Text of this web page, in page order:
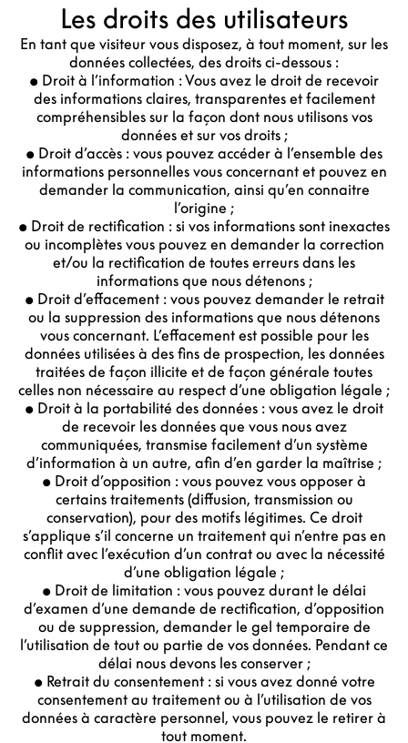
Les droits des utilisateurs
En tant que visiteur vous disposez, à tout moment, sur les
données collectées, des droits ci-dessous :
• Droit à l’information : Vous avez le droit de recevoir
des informations claires, transparentes et facilement
compréhensibles sur la façon dont nous utilisons vos
données et sur vos droits ;
• Droit d’accès : vous pouvez accéder à l’ensemble des
informations personnelles vous concernant et pouvez en
demander la communication, ainsi qu’en connaitre
l’origine ;
• Droit de rectification : si vos informations sont inexactes
ou incomplètes vous pouvez en demander la correction
et/ou la rectification de toutes erreurs dans les
informations que nous détenons ;
• Droit d’effacement : vous pouvez demander le retrait
ou la suppression des informations que nous détenons
vous concernant. L’effacement est possible pour les
données utilisées à des fins de prospection, les données
traitées de façon illicite et de façon générale toutes
celles non nécessaire au respect d’une obligation légale ;
• Droit à la portabilité des données : vous avez le droit
de recevoir les données que vous nous avez
communiquées, transmise facilement d’un système
d’information à un autre, afin d’en garder la maîtrise ;
• Droit d’opposition : vous pouvez vous opposer à
certains traitements (diffusion, transmission ou
conservation), pour des motifs légitimes. Ce droit
s’applique s’il concerne un traitement qui n’entre pas en
conflit avec l’exécution d’un contrat ou avec la nécessité
d’une obligation légale ;
• Droit de limitation : vous pouvez durant le délai
d’examen d’une demande de rectification, d’opposition
ou de suppression, demander le gel temporaire de
l’utilisation de tout ou partie de vos données. Pendant ce
délai nous devons les conserver ;
• Retrait du consentement : si vous avez donné votre
consentement au traitement ou à l’utilisation de vos
données à caractère personnel, vous pouvez le retirer à
tout moment.